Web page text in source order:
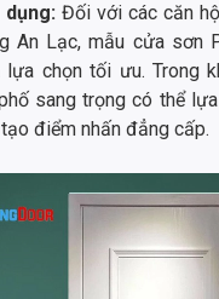
dụng: Đối với các căn
An Lạc, mẫu cửa sơn
lựa chọn tối ưu. Trong
sang trọng có thể
điểm nhấn đẳng cấp.